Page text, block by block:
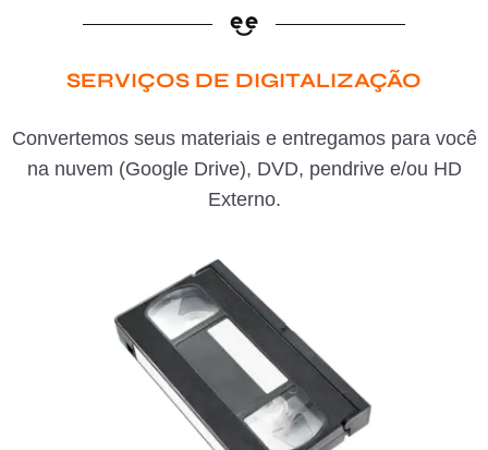
SERVIÇOS DE DIGITALIZAÇÃO
Convertemos seus materiais e entregamos para você
na nuvem (Google Drive), DVD, pendrive e/ou HD
Externo.